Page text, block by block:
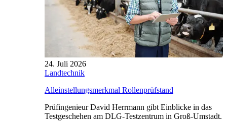
24. Juli 2026
Landtechnik
Alleinstellungsmerkmal Rollenprüfstand
Prüfingenieur David Herrmann gibt Einblicke in das
Testgeschehen am DLG-Testzentrum in Groß-Umstadt.